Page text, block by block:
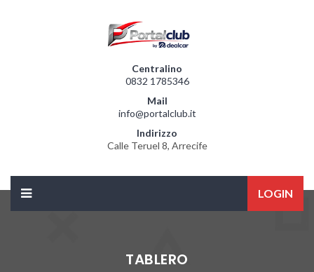
Centralino
0832 1785346
Mail
info@portalclub.it
Indirizzo
Calle Teruel 8, Arrecife
LOGIN
TABLERO